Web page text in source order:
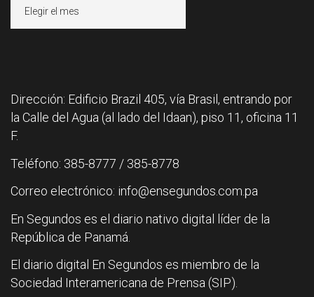
Dirección: Edificio Brazil 405, vía Brasil, entrando por
la Calle del Agua (al lado del Idaan), piso 11, oficina 11
F.
Teléfono: 385-8777 / 385-8778
Correo electrónico: info@ensegundos.com.pa
En Segundos es el diario nativo digital líder de la
República de Panamá.
El diario digital En Segundos es miembro de la
Sociedad Interamericana de Prensa (SIP).